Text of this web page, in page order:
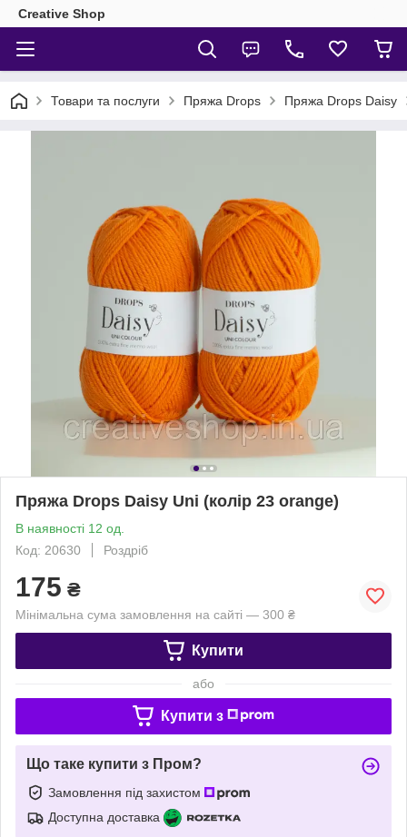
Creative Shop
Товари та послуги Пряжа Drops Пряжа Drops Daisy
Пряжа Drops Daisy Uni (колір 23 orange)
В наявності 12 од.
Код: 20630
Роздріб
175 ₴
Мінімальна сума замовлення на сайті — 300 ₴
Купити
або
Купити з
Що таке купити з Пром?
Замовлення під захистом
Доступна доставка